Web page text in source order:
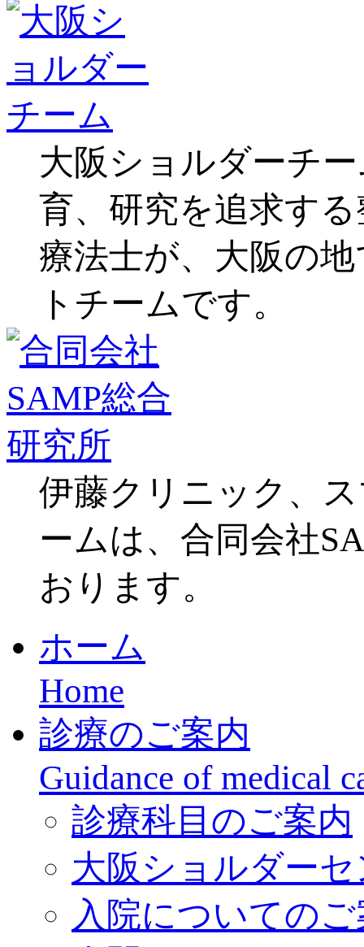
大阪ショルダーチ
育、研究を追求す
療法士が、大阪の
トチームです。
伊藤クリニック、
ームは、合同会社
おります。
ホーム
Home
診療のご案内
Guidance of medical
診療科目のご案内
大阪ショルダー
入院についての